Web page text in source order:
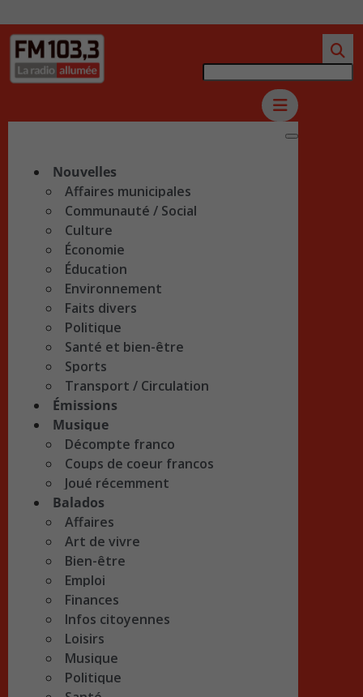
Nouvelles
Affaires municipales
Communauté / Social
Culture
Économie
Éducation
Environnement
Faits divers
Politique
Santé et bien-être
Sports
Transport / Circulation
Émissions
Musique
Décompte franco
Coups de coeur francos
Joué récemment
Balados
Affaires
Art de vivre
Bien-être
Emploi
Finances
Infos citoyennes
Loisirs
Musique
Politique